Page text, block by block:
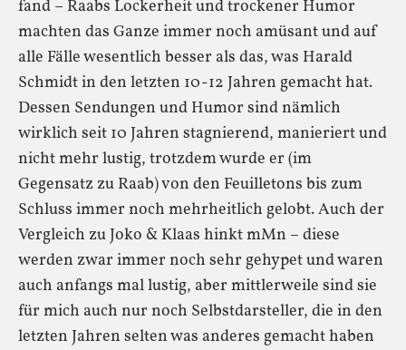
fand – Raabs Lockerheit und trockener Humor
machten das Ganze immer noch amüsant und auf
alle Fälle wesentlich besser als das, was Harald
Schmidt in den letzten 10-12 Jahren gemacht hat.
Dessen Sendungen und Humor sind nämlich
wirklich seit 10 Jahren stagnierend, manieriert und
nicht mehr lustig, trotzdem wurde er (im
Gegensatz zu Raab) von den Feuilletons bis zum
Schluss immer noch mehrheitlich gelobt. Auch der
Vergleich zu Joko & Klaas hinkt mMn – diese
werden zwar immer noch sehr gehypet und waren
auch anfangs mal lustig, aber mittlerweile sind sie
für mich auch nur noch Selbstdarsteller, die in den
letzten Jahren selten was anderes gemacht haben